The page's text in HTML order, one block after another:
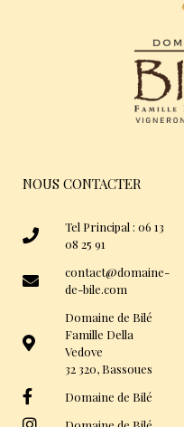
NOUS CONTACTER
Tel Principal : 06 13
08 25 91
contact@domaine-
de-bile.com
Domaine de Bilé
Famille Della
Vedove
32 320, Bassoues
Domaine de Bilé